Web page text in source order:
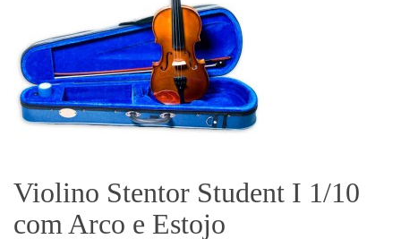
Violino Stentor Student I 1/10
com Arco e Estojo